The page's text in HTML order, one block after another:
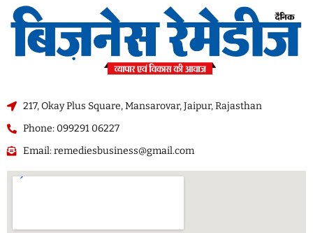
217, Okay Plus Square, Mansarovar, Jaipur, Rajasthan
Phone: 099291 06227
Email: remediesbusiness@gmail.com